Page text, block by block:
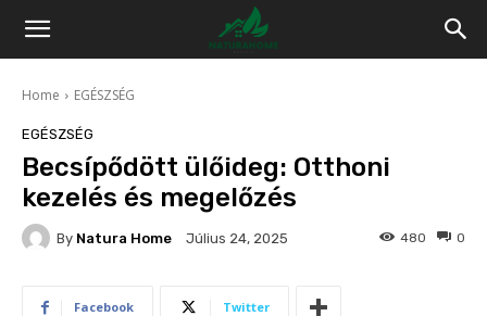
Home EGÉSZSÉG
EGÉSZSÉG
Becsípődött ülőideg: Otthoni
kezelés és megelőzés
By Natura Home Július 24, 2025 0
480
Facebook Twitter